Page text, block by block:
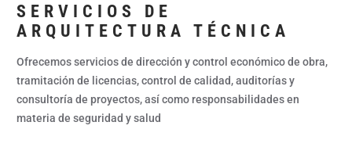
SERVICIOS DE
ARQUITECTURA TÉCNICA
Ofrecemos servicios de dirección y control económico de obra,
tramitación de licencias, control de calidad, auditorías y
consultoría de proyectos, así como responsabilidades en
materia de seguridad y salud